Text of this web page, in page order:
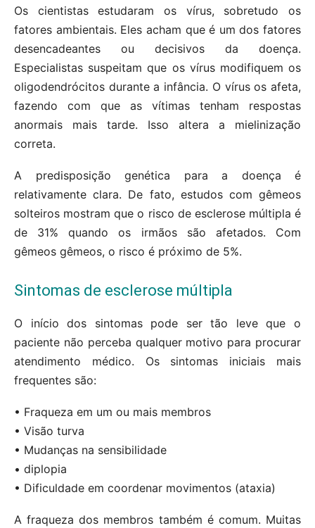
Os cientistas estudaram os vírus, sobretudo os
fatores ambientais. Eles acham que é um dos fatores
desencadeantes ou decisivos da doença.
Especialistas suspeitam que os vírus modifiquem os
oligodendrócitos durante a infância. O vírus os afeta,
fazendo com que as vítimas tenham respostas
anormais mais tarde. Isso altera a mielinização
correta.
A predisposição genética para a doença é
relativamente clara. De fato, estudos com gêmeos
solteiros mostram que o risco de esclerose múltipla é
de 31% quando os irmãos são afetados. Com
gêmeos gêmeos, o risco é próximo de 5%.
Sintomas de esclerose múltipla
O início dos sintomas pode ser tão leve que o
paciente não perceba qualquer motivo para procurar
atendimento médico. Os sintomas iniciais mais
frequentes são:
• Fraqueza em um ou mais membros
• Visão turva
• Mudanças na sensibilidade
• diplopia
• Dificuldade em coordenar movimentos (ataxia)
A fraqueza dos membros também é comum. Muitas